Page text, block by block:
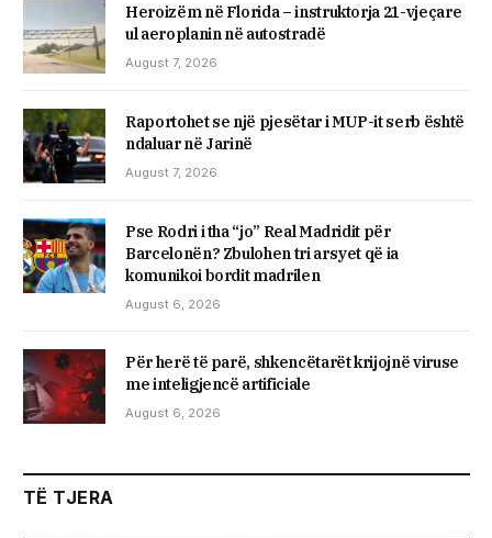
Heroizëm në Florida – instruktorja 21-vjeçare
ul aeroplanin në autostradë
August 7, 2026
Raportohet se një pjesëtar i MUP-it serb është
ndaluar në Jarinë
August 7, 2026
Pse Rodri i tha “jo” Real Madridit për
Barcelonën? Zbulohen tri arsyet që ia
komunikoi bordit madrilen
August 6, 2026
Për herë të parë, shkencëtarët krijojnë viruse
me inteligjencë artificiale
August 6, 2026
TË TJERA